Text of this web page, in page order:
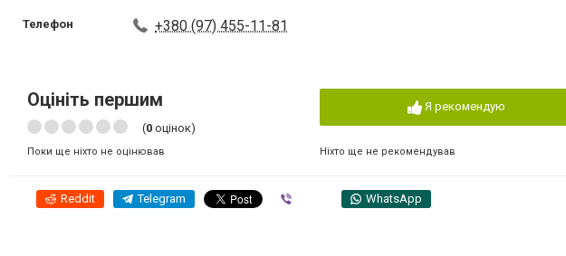
Телефон +380 (97) 455-11-81
Оцініть першим
(0 оцінок)
Поки ще ніхто не оцінював
Я рекомендую
Ніхто ще не рекомендував
Reddit Telegram WhatsApp